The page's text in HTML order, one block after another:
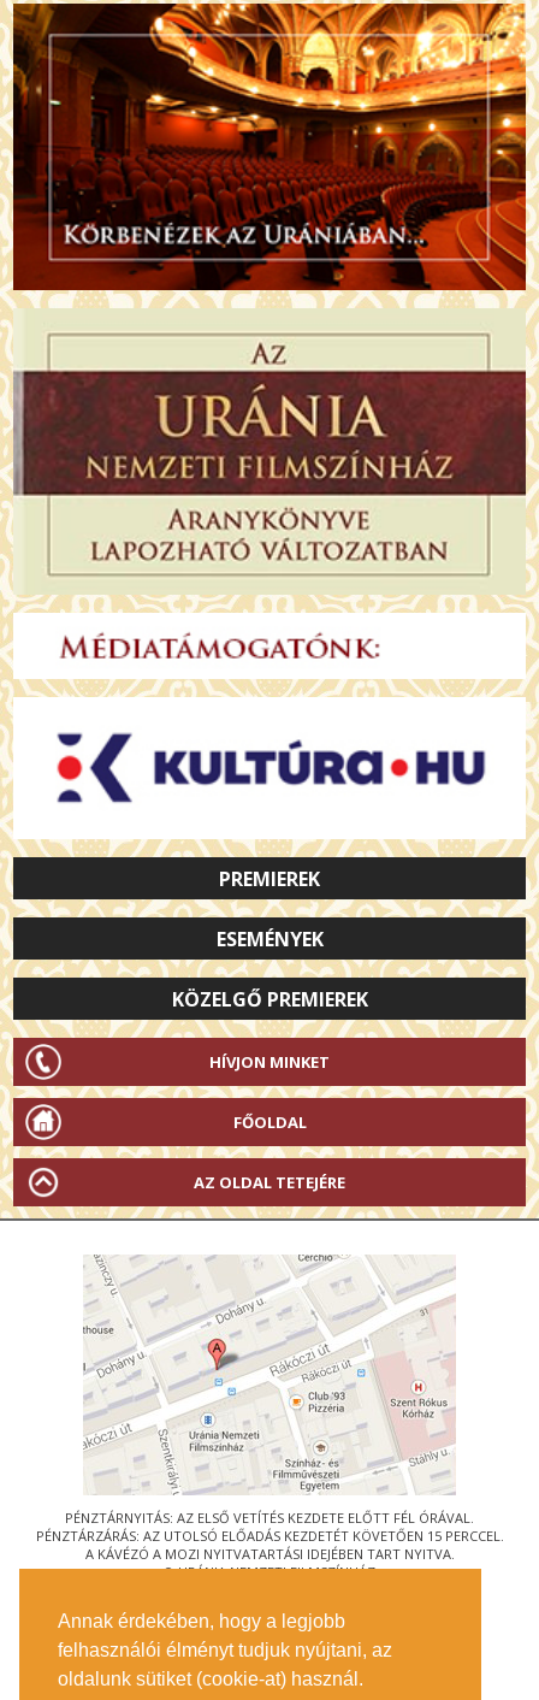
Annak érdekében, hogy a legjobb
felhasználói élményt tudjuk nyújtani, az
oldalunk sütiket (cookie-at) használ.
PREMIEREK
ESEMÉNYEK
KÖZELGŐ PREMIEREK
HÍVJON MINKET
FŐOLDAL
AZ OLDAL TETEJÉRE
PÉNZTÁRNYITÁS: AZ ELSŐ VETÍTÉS KEZDETE ELŐTT FÉL ÓRÁVAL.
PÉNZTÁRZÁRÁS: AZ UTOLSÓ ELŐADÁS KEZDETÉT KÖVETŐEN 15 PERCCEL.
A KÁVÉZÓ A MOZI NYITVATARTÁSI IDEJÉBEN TART NYITVA.
© URÁNIA NEMZETI FILMSZÍNHÁZ
1088 BUDAPEST, RÁKÓCZI ÚT 21.
MEGKÖZELÍTÉS
JEGYINFORMÁCIÓ